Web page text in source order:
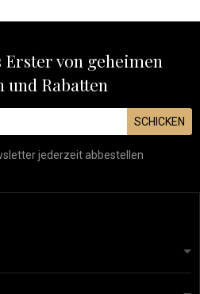
von geheimen
und Rabatten
SCHICKEN
jederzeit abbestellen
von 24 Stunden antworten.